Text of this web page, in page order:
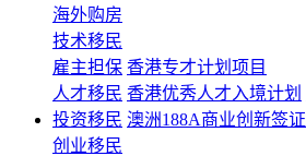
海外购房
技术移民
雇主担保 香港专才计划项目
人才移民 香港优秀人才入境计划
投资移民 澳洲188A商业创新签证
创业移民